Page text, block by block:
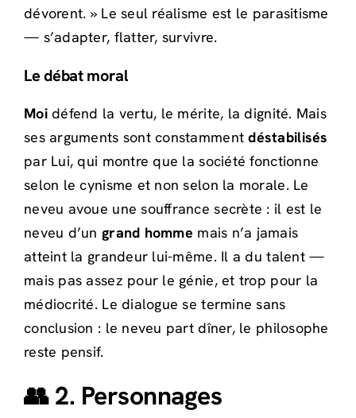
dévorent. » Le seul réalisme est le parasitisme
— s’adapter, flatter, survivre.
Le débat moral
Moidéfend la vertu, le mérite, la dignité. Mais
ses arguments sont constammentdéstabilisés
par Lui, qui montre que la société fonctionne
selon le cynisme et non selon la morale. Le
neveu avoue une souffrance secrète : il est le
neveu d’un grand homme mais n’a jamais
atteint la grandeur lui-même. Il a du talent —
mais pas assez pour le génie, et trop pour la
médiocrité. Le dialogue se termine sans
conclusion : le neveu part dîner, le philosophe
reste pensif.
👥 2. Personnages